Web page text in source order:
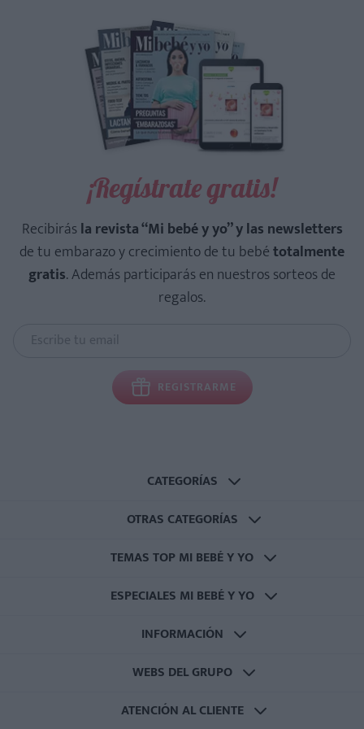
¡Regístrate gratis!
Recibirásla revista “Mi bebé y yo” y las newsletters
de tu embarazo y crecimiento de tu bebétotalmente
gratis. Además participarás en nuestros sorteos de
regalos.
REGISTRARME
CATEGORÍAS
OTRAS CATEGORÍAS
TEMAS TOP MI BEBÉ Y YO
ESPECIALES MI BEBÉ Y YO
INFORMACIÓN
WEBS DEL GRUPO
ATENCIÓN AL CLIENTE